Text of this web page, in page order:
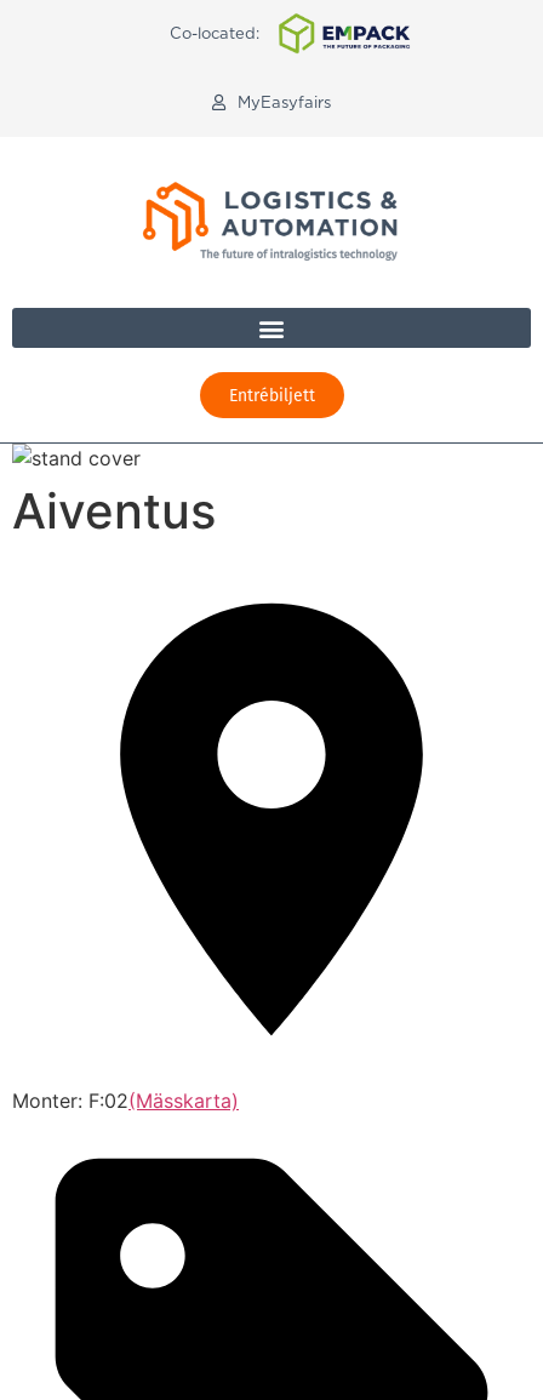
Co-located:
MyEasyfairs
Entrébiljett
Aiventus
Monter: F:02(Mässkarta)